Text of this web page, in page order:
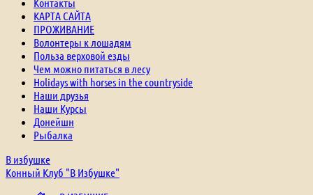
КАРТА САЙТА
ПРОЖИВАНИЕ
Волонтеры к лошадям
Польза верховой езды
Чем можно питаться в лесу
Holidays with horses in the countryside
Наши друзья
Наши Курсы
Донейшн
Рыбалка
В избушке
Конный Клуб "В Избушке"